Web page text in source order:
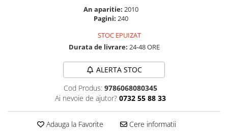
Manuale - Carte Scolara
Clasa a IV-a
Clasa a V-a
An aparitie: 2010
Pagini: 240
STOC EPUIZAT
Durata de livrare: 24-48 ORE
ALERTA STOC
Cod Produs: 9786068080345
Ai nevoie de ajutor? 0732 55 88 33
Adauga la Favorite Cere informatii